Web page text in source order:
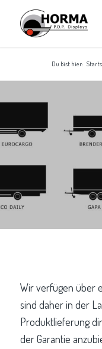
Du bist hier:
Wir verfügen über
sind daher in der
Produktlieferung
der Garantie